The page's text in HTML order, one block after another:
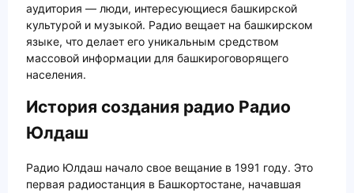
аудитория — люди, интересующиеся башкирской
культурой и музыкой. Радио вещает на башкирском
языке, что делает его уникальным средством
массовой информации для башкироговорящего
населения.
История создания радио Радио
Юлдаш
Радио Юлдаш начало свое вещание в 1991 году. Это
первая радиостанция в Башкортостане, начавшая